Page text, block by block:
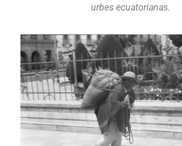
urbes ecuatorianas.